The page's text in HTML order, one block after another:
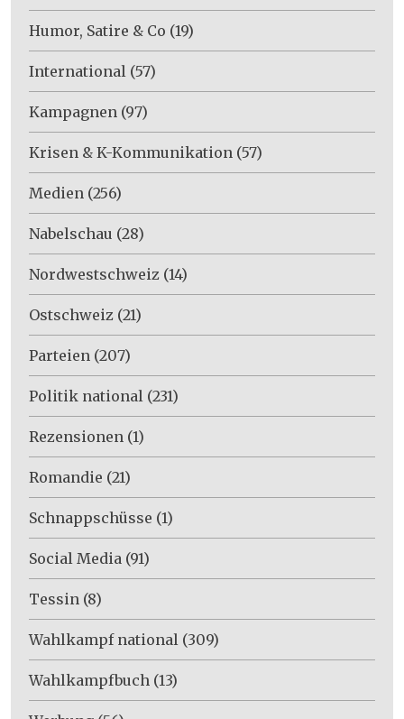
Humor, Satire & Co (19)
International (57)
Kampagnen (97)
Krisen & K-Kommunikation (57)
Medien (256)
Nabelschau (28)
Nordwestschweiz (14)
Ostschweiz (21)
Parteien (207)
Politik national (231)
Rezensionen (1)
Romandie (21)
Schnappschüsse (1)
Social Media (91)
Tessin (8)
Wahlkampf national (309)
Wahlkampfbuch (13)